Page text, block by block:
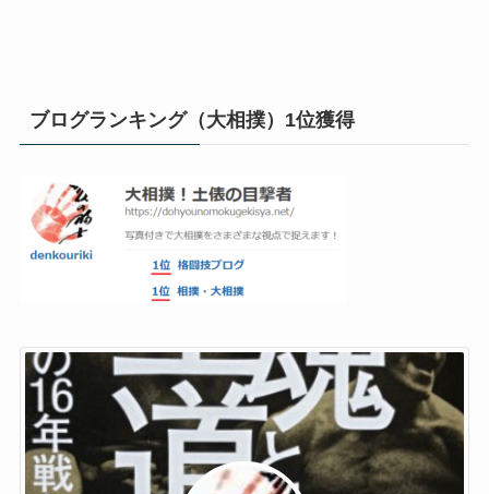
ブログランキング（大相撲）1位獲得